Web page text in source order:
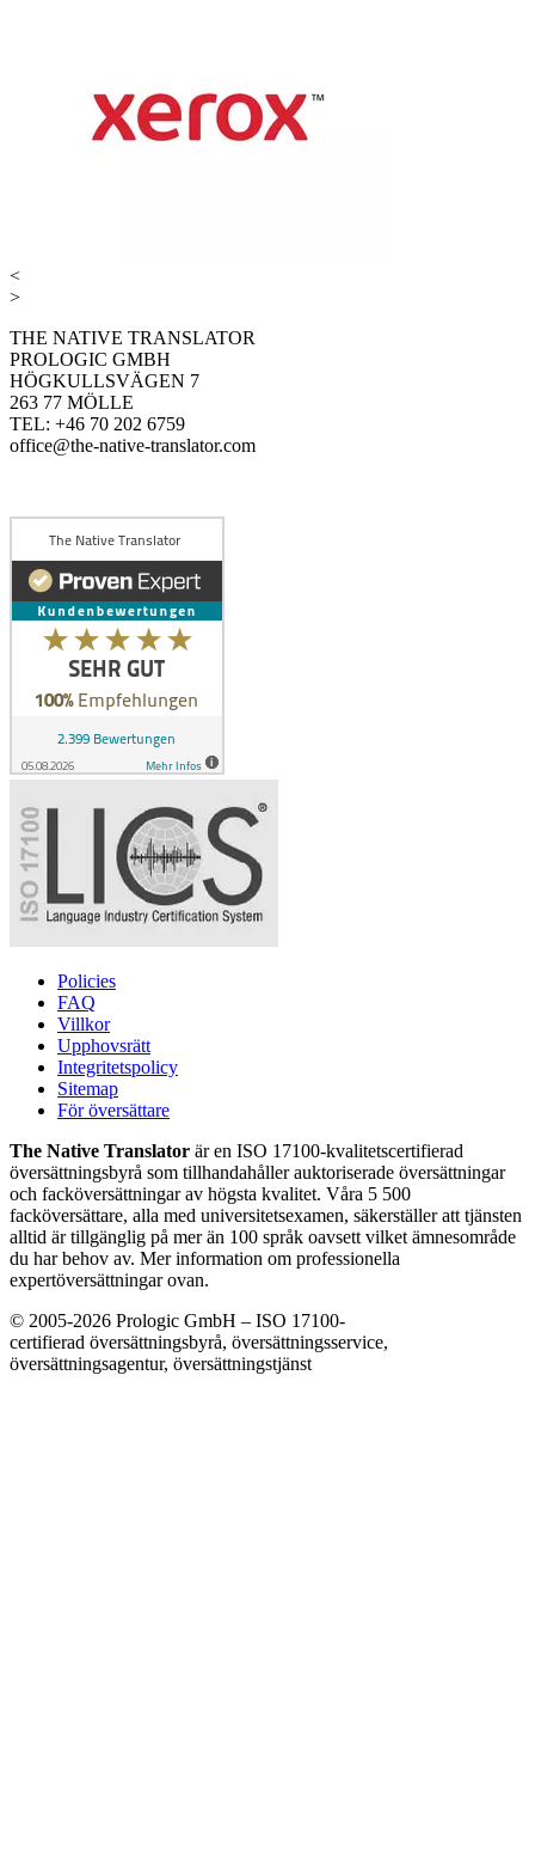
<
>
THE NATIVE TRANSLATOR
PROLOGIC GMBH
HÖGKULLSVÄGEN 7
263 77 MÖLLE
TEL: +46 70 202 6759
office@the-native-translator.com
Policies
FAQ
Villkor
Upphovsrätt
Integritetspolicy
Sitemap
För översättare
The Native Translator är en ISO 17100-kvalitetscertifierad
översättningsbyrå som tillhandahåller auktoriserade översättningar
och facköversättningar av högsta kvalitet. Våra 5 500
facköversättare, alla med universitetsexamen, säkerställer att tjänsten
alltid är tillgänglig på mer än 100 språk oavsett vilket ämnesområde
du har behov av. Mer information om professionella
expertöversättningar ovan.
© 2005-2026 Prologic GmbH – ISO 17100-
certifierad översättningsbyrå, översättningsservice,
översättningsagentur, översättningstjänst